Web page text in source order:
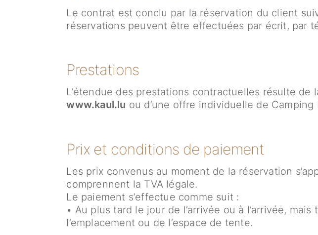
Le contrat est conclu par la réservation du client
réservations peuvent être effectuées par écrit, par
Prestations
L’étendue des prestations contractuelles résulte
www.kaul.lu ou d’une offre individuelle de Camping
Prix et conditions de paiement
Les prix convenus au moment de la réservation
comprennent la TVA légale.
Le paiement s’effectue comme suit :
• Au plus tard le jour de l’arrivée ou à l’arrivée,
l’emplacement ou de l’espace de tente.